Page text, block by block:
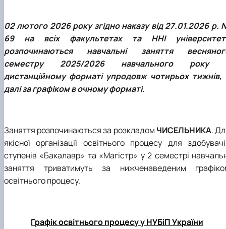
02 лютого 2026 року згідно наказу від 27.01.2026 р.
69 на всіх факультетах та ННІ
розпочинаються навчальні заняття
семестру 2025/2026 навчального року
дистанційному форматі упродовж чотирьох тижнів,
далі за графіком в очному форматі.
Заняття розпочинаються за розкладом ЧИСЕЛЬНИКА.
якісної організації освітнього процесу для
ступенів «Бакалавр» та «Магістр» у 2 семестрі
заняття триватимуть за нижченаведеним
освітнього процесу.
Графік освітнього процесу у НУБіП України